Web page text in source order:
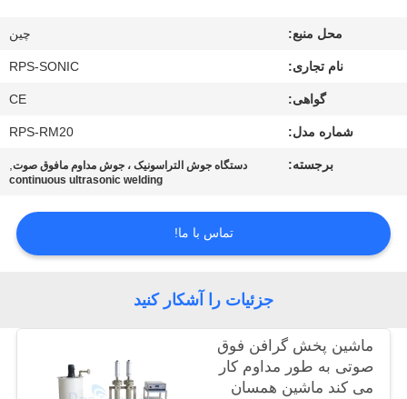
تماس
اخبار
نقشه
سایت
محل منبع: چين
نام تجاری: RPS-SONIC
گواهی: CE
شماره مدل: RPS-RM20
برجسته: دستگاه جوش التراسونیک ، جوش مداوم مافوق صوت,
continuous ultrasonic welding
تماس با ما!
جزئیات را آشکار کنید
ماشین پخش گرافن فوق
صوتی به طور مداوم کار
می کند ماشین همسان